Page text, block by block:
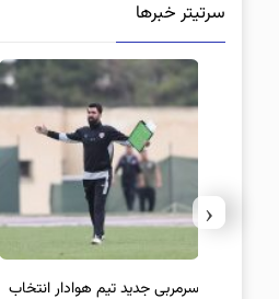
سرتیتر خبرها
سرمربی جدید تیم هوادار انتخاب
‹